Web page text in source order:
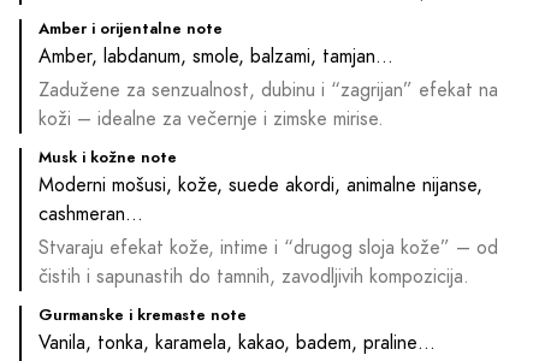
Amber i orijentalne note
Amber, labdanum, smole, balzami, tamjan…
Zadužene za senzualnost, dubinu i “zagrijan” efekat na
koži – idealne za večernje i zimske mirise.
Musk i kožne note
Moderni mošusi, kože, suede akordi, animalne nijanse,
cashmeran…
Stvaraju efekat kože, intime i “drugog sloja kože” – od
čistih i sapunastih do tamnih, zavodljivih kompozicija.
Gurmanske i kremaste note
Vanila, tonka, karamela, kakao, badem, praline…